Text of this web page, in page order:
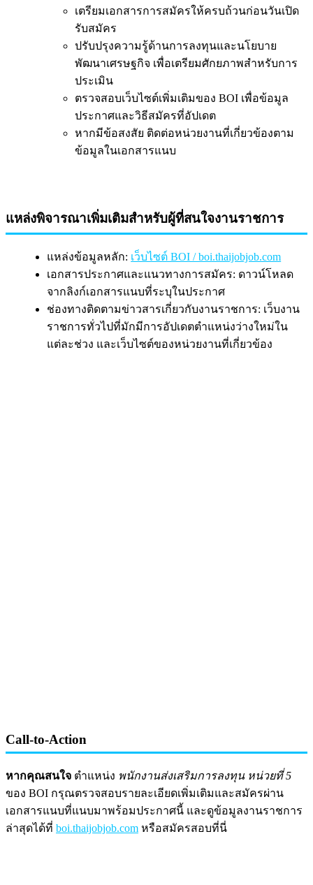
เตรียมเอกสารการสมัครให้ครบถ้วนก่อนวันเปิด
รับสมัคร
ปรับปรุงความรู้ด้านการลงทุนและนโยบาย
พัฒนาเศรษฐกิจ เพื่อเตรียมศักยภาพสำหรับการ
ประเมิน
ตรวจสอบเว็บไซต์เพิ่มเติมของ BOI เพื่อข้อมูล
ประกาศและวิธีสมัครที่อัปเดต
หากมีข้อสงสัย ติดต่อหน่วยงานที่เกี่ยวข้องตาม
ข้อมูลในเอกสารแนบ
แหล่งพิจารณาเพิ่มเติมสำหรับผู้ที่สนใจงานราชการ
แหล่งข้อมูลหลัก: เว็บไซต์ BOI / boi.thaijobjob.com
เอกสารประกาศและแนวทางการสมัคร: ดาวน์โหลด
จากลิงก์เอกสารแนบที่ระบุในประกาศ
ช่องทางติดตามข่าวสารเกี่ยวกับงานราชการ: เว็บงาน
ราชการทั่วไปที่มักมีการอัปเดตตำแหน่งว่างใหม่ใน
แต่ละช่วง และเว็บไซต์ของหน่วยงานที่เกี่ยวข้อง
Call-to-Action
หากคุณสนใจ ตำแหน่ง พนักงานส่งเสริมการลงทุน หน่วยที่ 5
ของ BOI กรุณตรวจสอบรายละเอียดเพิ่มเติมและสมัครผ่าน
เอกสารแนบที่แนบมาพร้อมประกาศนี้ และดูข้อมูลงานราชการ
ล่าสุดได้ที่ boi.thaijobjob.com หรือสมัครสอบที่นี่